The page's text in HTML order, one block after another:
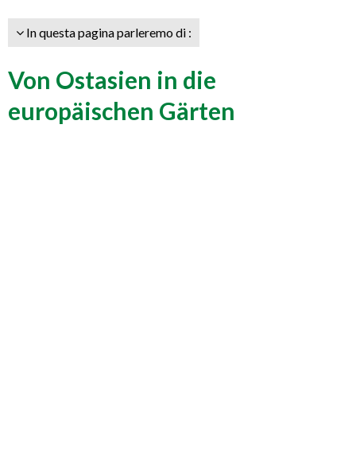
In questa pagina parleremo di :
Von Ostasien in die
europäischen Gärten